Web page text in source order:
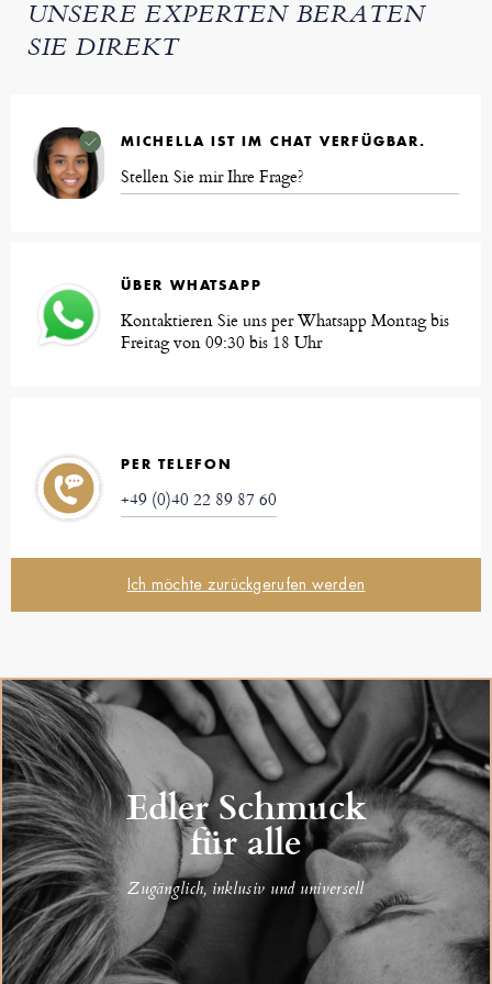
UNSERE EXPERTEN BERATEN
SIE DIREKT
MICHELLA IST IM CHAT VERFÜGBAR.
Stellen Sie mir Ihre Frage?
ÜBER WHATSAPP
Kontaktieren Sie uns per Whatsapp Montag bis
Freitag von 09:30 bis 18 Uhr
PER TELEFON
+49 (0)40 22 89 87 60
Ich möchte zurückgerufen werden
Edler Schmuck
für alle
Zugänglich, inklusiv und universell